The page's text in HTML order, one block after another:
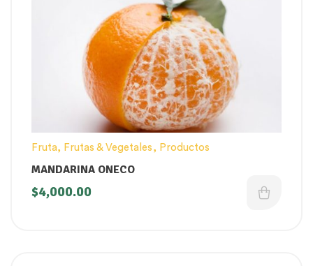
Fruta, Frutas & Vegetales , Productos
MANDARINA ONECO
$4,000.00